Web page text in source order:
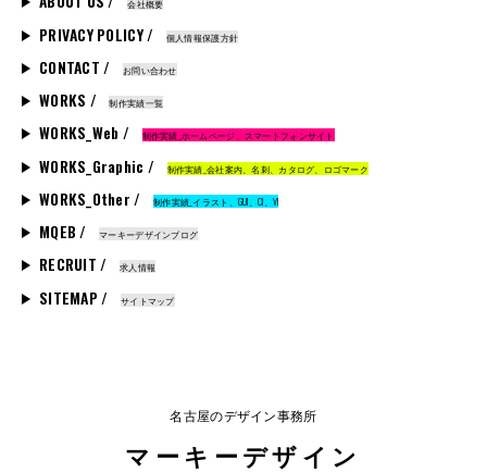
会社概要
PRIVACY POLICY / 個人情報保護方針
CONTACT / お問い合わせ
WORKS / 制作実績一覧
WORKS_Web / 制作実績_ホームページ、スマートフォンサイト
WORKS_Graphic / 制作実績_会社案内、名刺、カタログ、ロゴマーク
WORKS_Other / 制作実績_イラスト、GUI、CI、VI
MQEB / マーキーデザインブログ
RECRUIT / 求人情報
SITEMAP / サイトマップ
名古屋のデザイン事務所
マーキーデザイン